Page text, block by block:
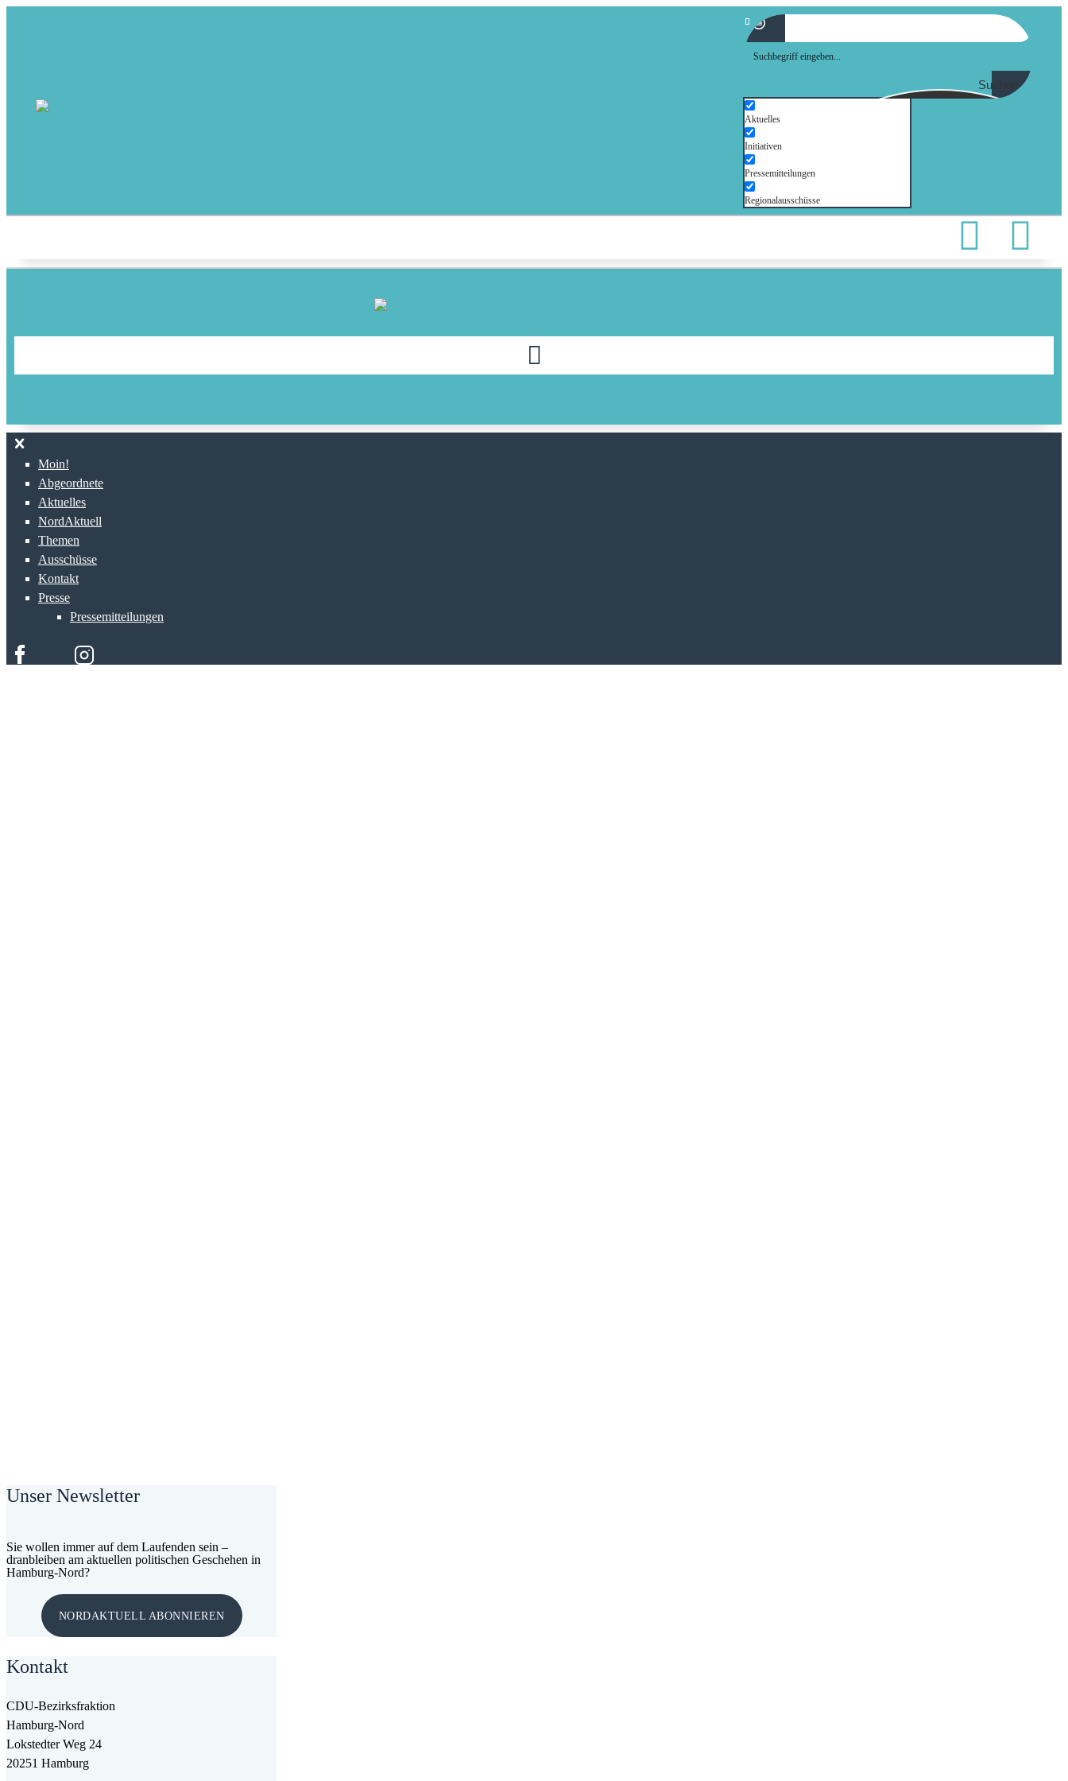
Suchen
Aktuelles
Initiativen
Pressemitteilungen
Regionalausschüsse
Moin!
Abgeordnete
Aktuelles
NordAktuell
Themen
Ausschüsse
Kontakt
Presse
Pressemitteilungen
Unser Newsletter
Sie wollen immer auf dem Laufenden sein –
dranbleiben am aktuellen politischen Geschehen in
Hamburg-Nord?
NORDAKTUELL ABONNIEREN
Kontakt
CDU-Bezirksfraktion
Hamburg-Nord
Lokstedter Weg 24
20251 Hamburg